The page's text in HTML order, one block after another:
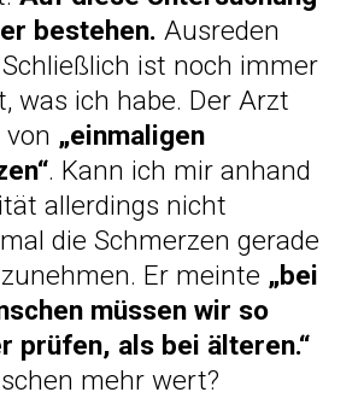
bestehen. Ausreden
ist noch immer
was ich habe. Der Arzt
„einmaligen
. Kann ich mir anhand
allerdings nicht
die Schmerzen gerade
Er meinte „bei
müssen wir so
prüfen, als bei älteren.“
mehr wert?